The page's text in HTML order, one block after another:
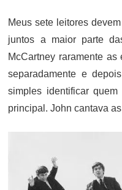
Meus sete leitores
juntos a maior parte
McCartney raramente
separadamente e
simples identificar
principal. John cantava